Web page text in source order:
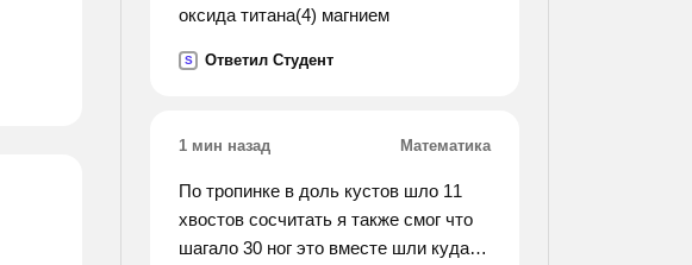
оксида титана(4) магнием
S Ответил Студент
1 мин назад Математика
По тропинке в доль кустов шло 11
хвостов сосчитать я также смог что
шагало 30 ног это вместе шли кудато